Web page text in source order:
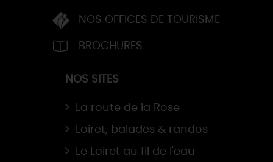
NOS OFFICES DE TOURISME
BROCHURES
NOS SITES
La route de la Rose
Loiret, balades & randos
Le Loiret au fil de l'eau